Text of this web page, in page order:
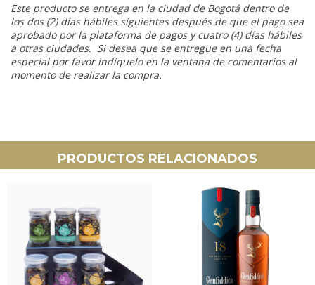
Este producto se entrega en la ciudad de Bogotá dentro de
los dos (2) días hábiles siguientes después de que el pago sea
aprobado por la plataforma de pagos y cuatro (4) días hábiles
a otras ciudades. Si desea que se entregue en una fecha
especial por favor indíquelo en la ventana de comentarios al
momento de realizar la compra.
PRODUCTOS RELACIONADOS